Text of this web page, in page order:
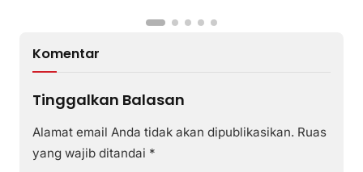
Komentar
Tinggalkan Balasan
Alamat email Anda tidak akan dipublikasikan. Ruas
yang wajib ditandai *